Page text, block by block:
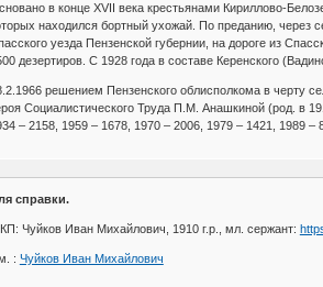
в конце XVII века крестьянами Кириллово-
находился бортный ухожай. По преданию, через
уезда Пензенской губернии, на дороге из
дезертиров. С 1928 года в составе Керенского
решением Пензенского облисполкома в черту
Социалистического Труда П.М. Анашкиной (род. в
– 2158, 1959 – 1678, 1970 – 2006, 1979 – 1421, 1989 –
справки.
Чуйков Иван Михайлович, 1910 г.р., мл. сержант:
: Чуйков Иван Михайлович